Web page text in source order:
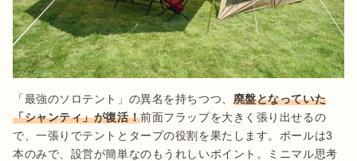
「最強のソロテント」の異名を持ちつつ、 廃盤となっていた
「シャンティ」が復活！前面フラップを大きく張り出せるの
で、一張りでテントとタープの役割を果たします。ポールは3
本のみで、設営が簡単なのもうれしいポイント。ミニマル思考